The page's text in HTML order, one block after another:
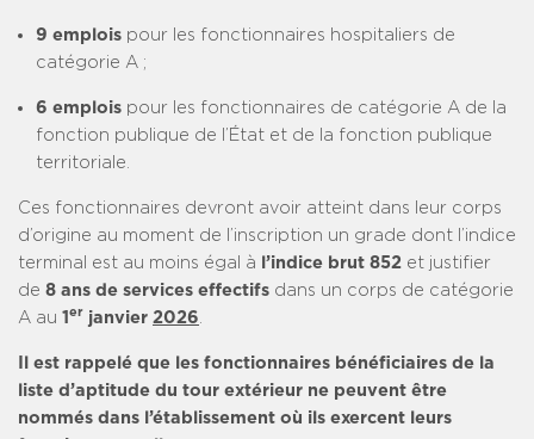
9 emplois pour les fonctionnaires hospitaliers de
catégorie A ;
6 emplois pour les fonctionnaires de catégorie A de la
fonction publique de l’État et de la fonction publique
territoriale.
Ces fonctionnaires devront avoir atteint dans leur corps
d’origine au moment de l’inscription un grade dont l’indice
terminal est au moins égal à l’indice brut 852 et justifier
de 8 ans de services effectifs dans un corps de catégorie
A au 1 er janvier 2026
Il est rappelé que les fonctionnaires bénéficiaires de la
liste d’aptitude du tour extérieur ne peuvent être
nommés dans l’établissement où ils exercent leurs